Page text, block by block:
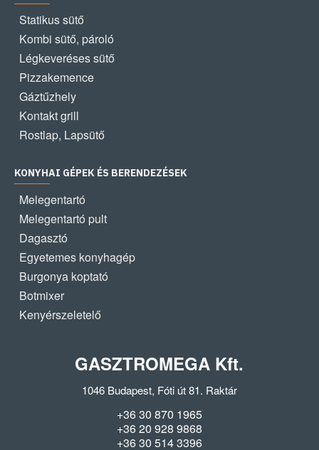
Statikus sütő
Kombi sütő, pároló
Légkeveréses sütő
Pizzakemence
Gáztűzhely
Kontakt grill
Rostlap, Lapsütő
KONYHAI GÉPEK ÉS BERENDEZÉSEK
Melegentartó
Melegentartó pult
Dagasztó
Egyetemes konyhagép
Burgonya koptató
Botmixer
Kenyérszeletelő
GASZTROMEGA Kft.
1046 Budapest, Fóti út 81. Raktár
+36 30 870 1965
+36 20 928 9868
+36 30 514 3396